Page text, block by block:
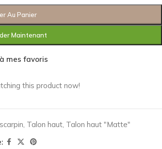
Au Panier
Maintenant
mes favoris
this product now!
, Talon haut, Talon haut "Matte"